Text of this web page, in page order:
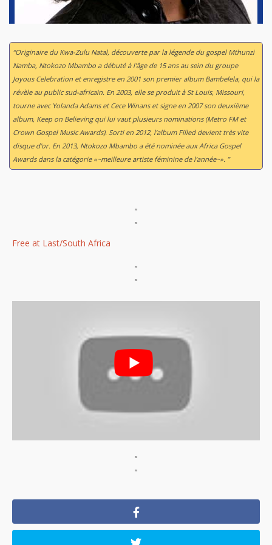
“Originaire du Kwa-Zulu Natal, découverte par la légende du gospel Mthunzi
Namba, Ntokozo Mbambo a débuté à l'âge de 15 ans au sein du groupe
Joyous Celebration et enregistre en 2001 son premier album Bambelela, qui la
révèle au public sud-africain. En 2003, elle se produit à St Louis, Missouri,
tourne avec Yolanda Adams et Cece Winans et signe en 2007 son deuxième
album, Keep on Believingqui lui vaut plusieurs nominations (Metro FM et
Crown Gospel Music Awards). Sorti en 2012, l’album Filleddevient très vite
disque d'or. En 2013, Ntokozo Mbambo a été nominée aux Africa Gospel
Awards dans la catégorie «~meilleure artiste féminine de l’année~». ”
"
"
Free at Last/South Africa
"
"
"
"